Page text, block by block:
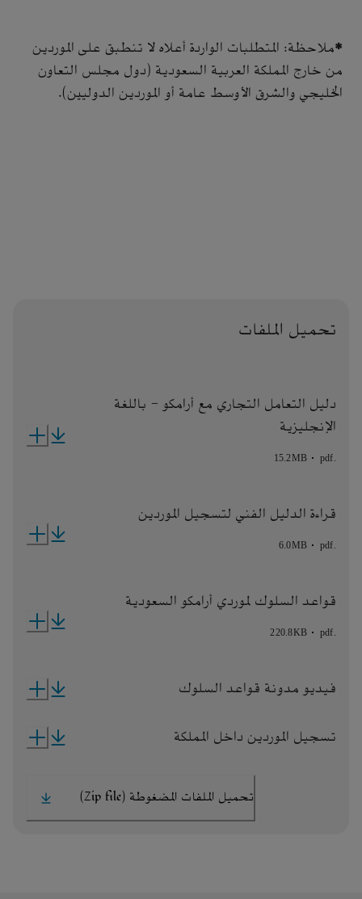
*ملاحظة: المتطلبات الواردة أعلاه لا تنطبق على الموردين
من خارج المملكة العربية السعودية (دول مجلس التعاون
الخليجي والشرق الأوسط عامة أو الموردين الدوليين).
تحميل الملفات
دليل التعامل التجاري مع أرامكو - باللغة
الإنجليزية
pdf.
15.2MB
قراءة الدليل الفني لتسجيل الموردين
pdf.
6.0MB
قواعد السلوك لموردي أرامكو السعودية
pdf.
220.8KB
فيديو مدونة قواعد السلوك
تسجيل الموردين داخل المملكة
تحميل الملفات المضغوطة (Zip file)